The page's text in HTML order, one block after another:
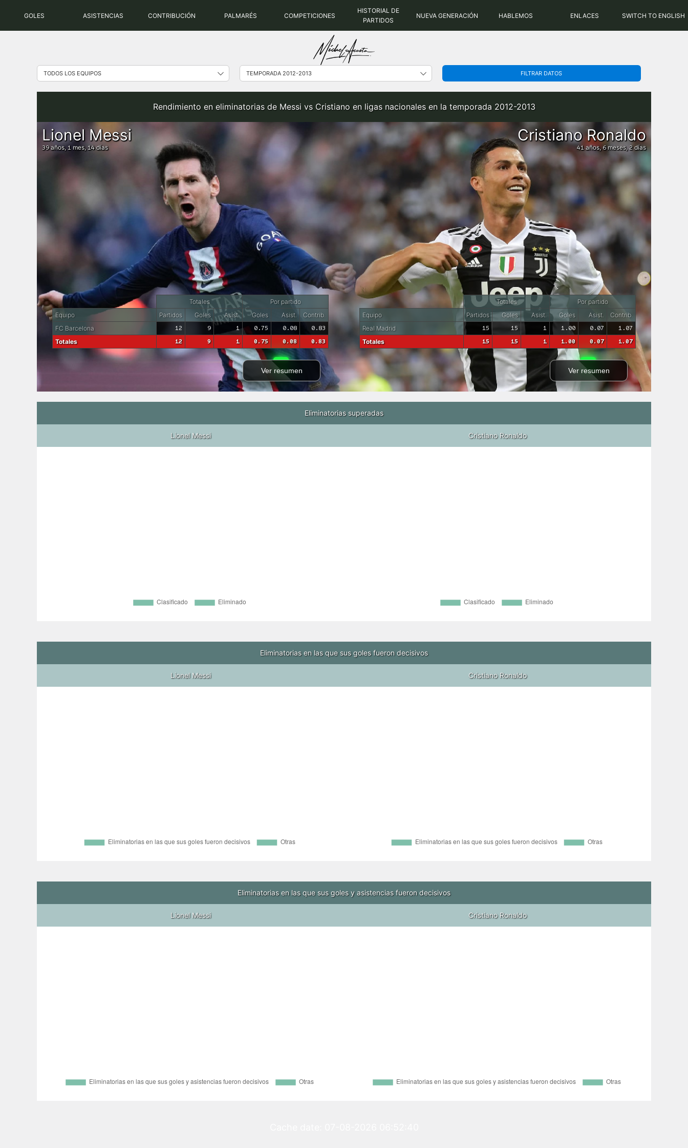
GOLES ASISTENCIAS CONTRIBUCIÓN PALMARÉS COMPETICIONES
HISTORIAL DE
PARTIDOS
NUEVA GENERACIÓN HABLEMOS ENLACES SWITCH TO ENGLISH
FILTRAR DATOS
Rendimiento en eliminatorias de Messi vs Cristiano en ligas nacionales en la temporada 2012-2013
Totales
Por partido
Equipo
Partidos Goles Asist. Goles Asist.
Contrib.
FC Barcelona
12 9 1 0.75 0.08 0.83
Totales 12 9 1 0.75 0.08 0.83
Ver resumen
Lionel Messi
39años, 1 mes, 14días
Totales
Por partido
Equipo
Partidos Goles Asist. Goles Asist.
Contrib.
Real Madrid
15 15 1 1.00 0.07 1.07
Totales 15 15 1 1.00 0.07 1.07
Ver resumen
Cristiano Ronaldo
41 años,6meses, 2días
Eliminatorias superadas
Lionel Messi Cristiano Ronaldo
Eliminatorias en las que sus goles fueron decisivos
Lionel Messi Cristiano Ronaldo
Eliminatorias en las que sus goles y asistencias fueron decisivos
Lionel Messi Cristiano Ronaldo